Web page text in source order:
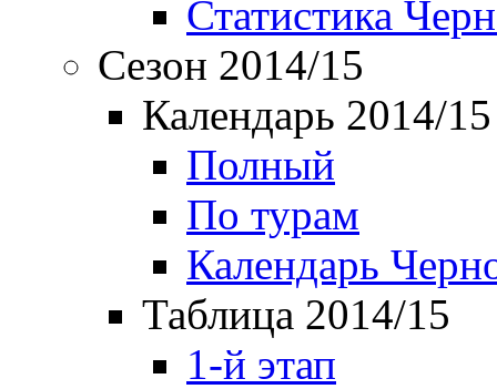
Статистика
Сезон 2014/15
Календарь 2014/15
Полный
По турам
Календарь
Таблица 2014/15
1-й этап